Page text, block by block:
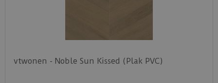
vtwonen - Noble Sun Kissed (Plak PVC)